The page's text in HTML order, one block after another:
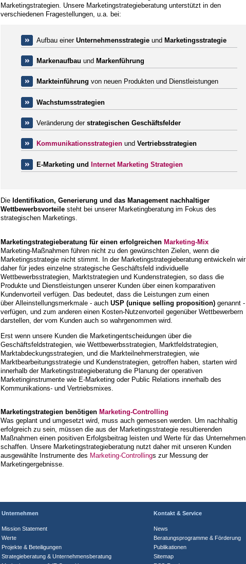
Marketingstrategien. Unsere Marketingstrategieberatung unterstützt in den
verschiedenen Fragestellungen, u.a. bei:
Aufbau einer Unternehmensstrategie und Marketingsstrategie
Markenaufbau und Markenführung
Markteinführung von neuen Produkten und Dienstleistungen
Wachstumsstrategien
Veränderung der strategischen Geschäftsfelder
Kommunikationsstrategien und Vertriebsstrategien
E-Marketing und Internet Marketing Strategien
Die Identifikation, Generierung und das Management nachhaltiger
Wettbewerbsvorteile steht bei unserer Marketingberatung im Fokus des
strategischen Marketings.
Marketingstrategieberatung für einen erfolgreichen Marketing-Mix
Marketing-Maßnahmen führen nicht zu den gewünschten Zielen, wenn die
Marketingsstrategie nicht stimmt. In der Marketingstrategieberatung entwickeln wir
daher für jedes einzelne strategische Geschäftsfeld individuelle
Wettbewerbsstrategien, Marktstrategien und Kundenstrategien, so dass die
Produkte und Dienstleistungen unserer Kunden über einen komparativen
Kundenvorteil verfügen. Das bedeutet, dass die Leistungen zum einen
über Alleinstellungsmerkmale - auch USP (unique selling proposition) genannt -
verfügen, und zum anderen einen Kosten-Nutzenvorteil gegenüber Wettbewerbern
darstellen, der vom Kunden auch so wahrgenommen wird.
Erst wenn unsere Kunden die Marketingentscheidungen über die
Geschäftsfeldstrategien, wie Wettbewerbsstrategien, Marktfeldstrategien,
Marktabdeckungsstrategien, und die Markteilnehmerstrategien, wie
Marktbearbeitungsstrategie und Kundenstrategien, getroffen haben, starten wird
innerhalb der Marketingstrategieberatung die Planung der operativen
Marketinginstrumente wie E-Marketing oder Public Relations innerhalb des
Kommunikations- und Vertriebsmixes.
Marketingstrategien benötigen Marketing-Controlling
Was geplant und umgesetzt wird, muss auch gemessen werden. Um nachhaltig
erfolgreich zu sein, müssen die aus der Marketingsstrategie resultierenden
Maßnahmen einen positiven Erfolgsbeitrag leisten und Werte für das Unternehmen
schaffen. Unsere Marketingstrategieberatung nutzt daher mit unseren Kunden
ausgewählte Instrumente des Marketing-Controllings zur Messung der
Marketingergebnisse.
Unternehmen
Mission Statement
Werte
Projekte & Beteiligungen
Strategieberatung & Unternehmensberatung
Kontakt & Service
News
Beratungsprogramme & Förderung
Publikationen
Sitemap